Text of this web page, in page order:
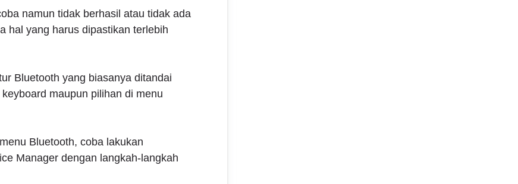
namun tidak berhasil atau tidak ada
hal yang harus dipastikan terlebih
Bluetooth yang biasanya ditandai
maupun pilihan di menu
Bluetooth, coba lakukan
Manager dengan langkah-langkah